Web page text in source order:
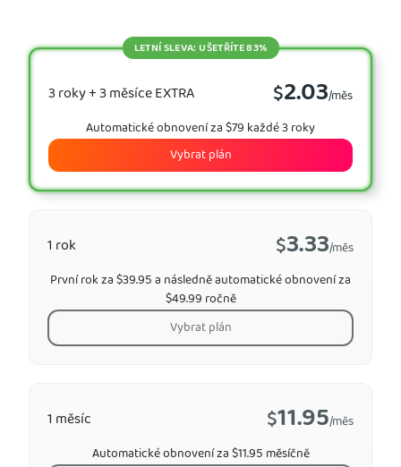
1 měsíc $11.95/měs
Automatické obnovení za $11.95 měsíčně
3 roky + 3 měsíce EXTRA $2.03/měs
LETNÍ SLEVA: UŠETŘÍTE 83%
Automatické obnovení za $79 každé 3 roky
Vybrat plán
1 rok $3.33/měs
První rok za $39.95 a následně automatické obnovení za
$49.99 ročně
Vybrat plán